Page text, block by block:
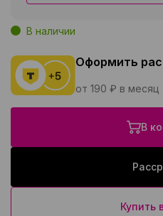
В наличии
Оформить
от 190 ₽ в месяц
В
Купить